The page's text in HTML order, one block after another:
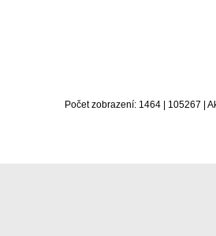
Počet zobrazení: 1464 | 105267 |